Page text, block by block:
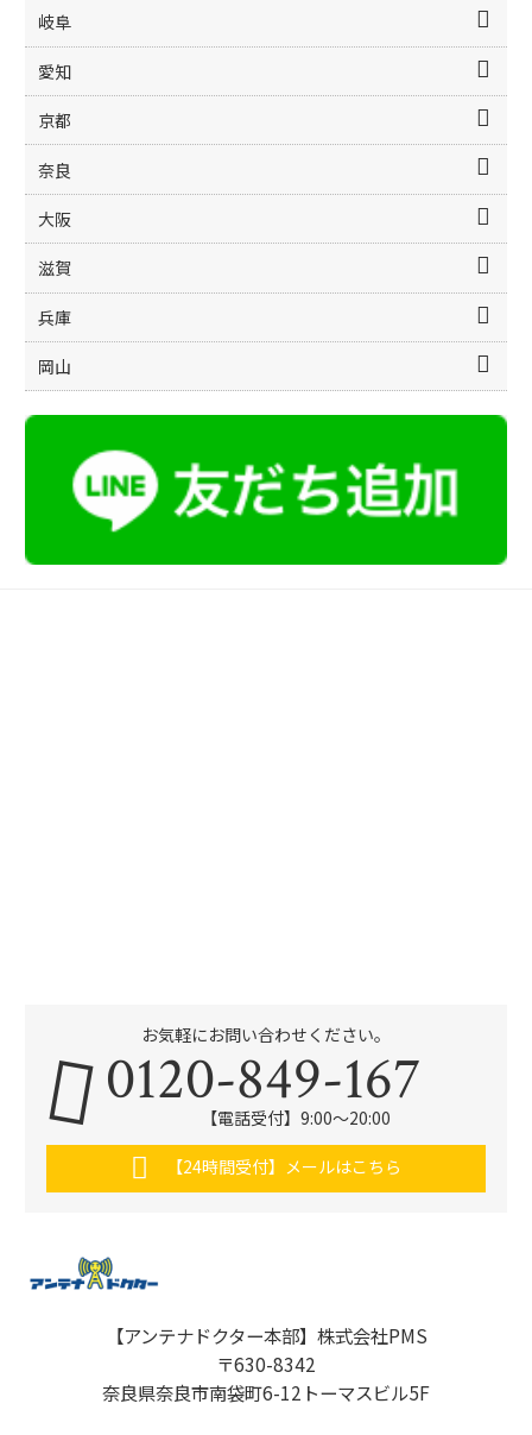
岐阜
愛知
京都
奈良
大阪
滋賀
兵庫
岡山
お気軽にお問い合わせください。
0120-849-167
【電話受付】9:00〜20:00
【24時間受付】メールはこちら
【アンテナドクター本部】株式会社PMS
〒630-8342
奈良県奈良市南袋町6-12トーマスビル5F